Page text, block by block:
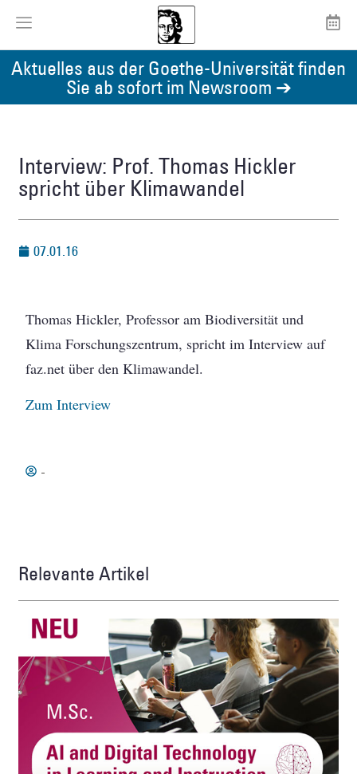
Aktuelles aus der Goethe-Universität finden
Sie ab sofort im Newsroom ➔
Interview: Prof. Thomas Hickler
spricht über Klimawandel
07.01.16
Thomas Hickler, Professor am Biodiversität und
Klima Forschungszentrum, spricht im Interview auf
faz.net über den Klimawandel.
Zum Interview
-
Relevante Artikel